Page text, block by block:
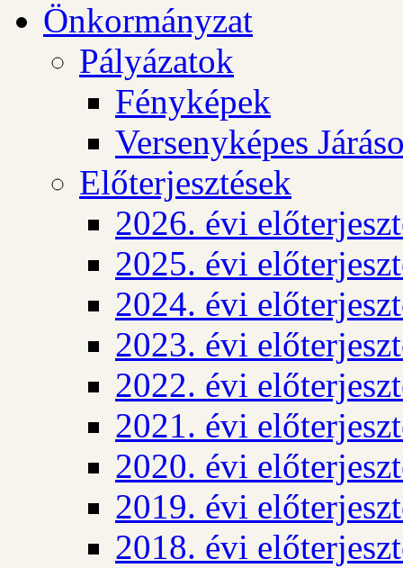
Önkormányzat
Pályázatok
Fényképek
Versenyképes
Előterjesztések
2026. évi
2025. évi
2024. évi
2023. évi
2022. évi
2021. évi
2020. évi
2019. évi
2018. évi